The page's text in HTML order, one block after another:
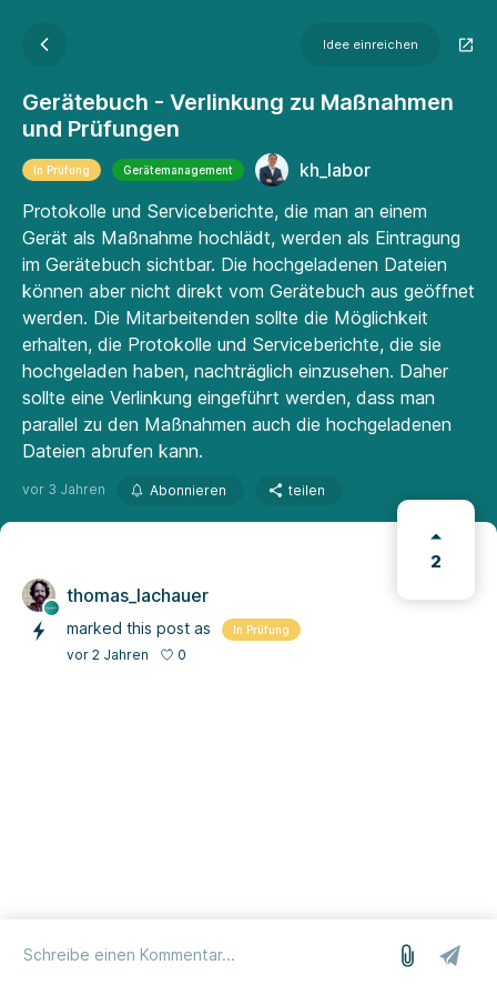
Idee einreichen
Gerätebuch - Verlinkung zu Maßnahmen
und Prüfungen
In Prüfung Gerätemanagement
kh_labor
Protokolle und Serviceberichte, die man an einem
Gerät als Maßnahme hochlädt, werden als Eintragung
im Gerätebuch sichtbar. Die hochgeladenen Dateien
können aber nicht direkt vom Gerätebuch aus geöffnet
werden. Die Mitarbeitenden sollte die Möglichkeit
erhalten, die Protokolle und Serviceberichte, die sie
hochgeladen haben, nachträglich einzusehen. Daher
sollte eine Verlinkung eingeführt werden, dass man
parallel zu den Maßnahmen auch die hochgeladenen
Dateien abrufen kann.
vor 3 Jahren Abonnieren teilen
2
thomas_lachauer
marked this post as In Prüfung
vor 2 Jahren 0